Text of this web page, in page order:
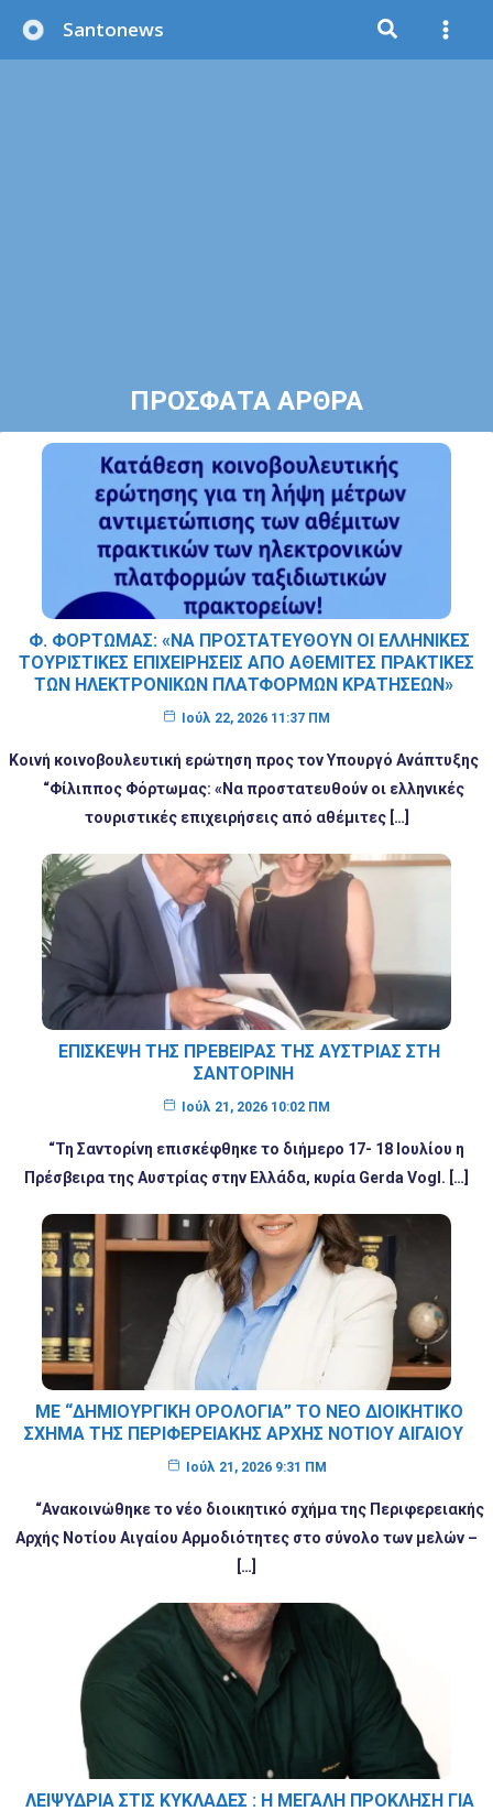
στο
Santonews
ΠΡΟΣΦΑΤΑ ΑΡΘΡΑ
Φ. ΦΌΡΤΩΜΑΣ: «ΝΑ ΠΡΟΣΤΑΤΕΥΘΟΎΝ ΟΙ ΕΛΛΗΝΙΚΈΣ
ΤΟΥΡΙΣΤΙΚΈΣ ΕΠΙΧΕΙΡΉΣΕΙΣ ΑΠΌ ΑΘΈΜΙΤΕΣ ΠΡΑΚΤΙΚΈΣ
ΤΩΝ ΗΛΕΚΤΡΟΝΙΚΏΝ ΠΛΑΤΦΟΡΜΏΝ ΚΡΑΤΉΣΕΩΝ»
Ιούλ 22, 2026 11:37 ΠΜ
Κοινή κοινοβουλευτική ερώτηση προς τον Υπουργό Ανάπτυξης
“Φίλιππος Φόρτωμας: «Να προστατευθούν οι ελληνικές
τουριστικές επιχειρήσεις από αθέμιτες […]
ΕΠΊΣΚΕΨΗ ΤΗΣ ΠΡΈΒΕΙΡΑΣ ΤΗΣ ΑΥΣΤΡΊΑΣ ΣΤΗ
ΣΑΝΤΟΡΊΝΗ
Ιούλ 21, 2026 10:02 ΠΜ
“Τη Σαντορίνη επισκέφθηκε το διήμερο 17- 18 Ιουλίου η
Πρέσβειρα της Αυστρίας στην Ελλάδα, κυρία Gerda Vogl. […]
ΜΕ “ΔΗΜΙΟΥΡΓΙΚΉ ΟΡΟΛΟΓΊΑ” ΤΟ ΝΈΟ ΔΙΟΙΚΗΤΙΚΌ
ΣΧΉΜΑ ΤΗΣ ΠΕΡΙΦΕΡΕΙΑΚΉΣ ΑΡΧΉΣ ΝΟΤΊΟΥ ΑΙΓΑΊΟΥ
Ιούλ 21, 2026 9:31 ΠΜ
“Ανακοινώθηκε το νέο διοικητικό σχήμα της Περιφερειακής
Αρχής Νοτίου Αιγαίου Αρμοδιότητες στο σύνολο των μελών –
[…]
ΛΕΙΨΥΔΡΊΑ ΣΤΙΣ ΚΥΚΛΆΔΕΣ : Η ΜΕΓΆΛΗ ΠΡΌΚΛΗΣΗ ΓΙΑ